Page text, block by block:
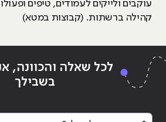
עוקבים ולייקים לעמודים, טיפים
קהילה ברשתות. (קבוצות במטא)
לכל שאלה והכוונה,
בשבילך
* מה השם המלא שלך?